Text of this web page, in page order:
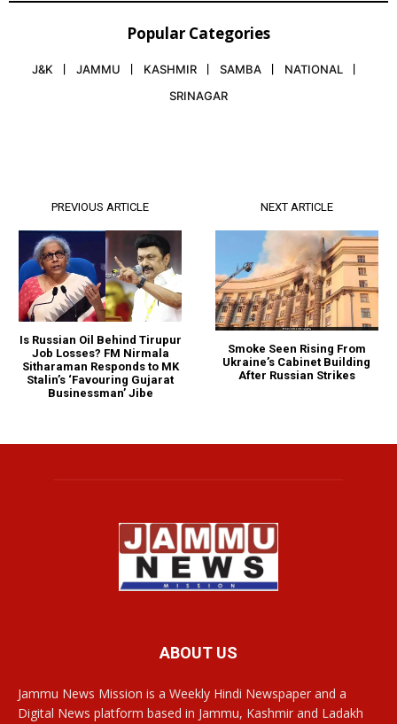
Popular Categories
J&K JAMMU KASHMIR SAMBA
NATIONAL
SRINAGAR
PREVIOUS ARTICLE
Is Russian Oil Behind Tirupur
Job Losses? FM Nirmala
Sitharaman Responds to MK
Stalin’s ‘Favouring Gujarat
Businessman’ Jibe
NEXT ARTICLE
Smoke Seen Rising From
Ukraine’s Cabinet Building
After Russian Strikes
ABOUT US
Jammu News Mission is a Weekly Hindi Newspaper and a
Digital News platform based in Jammu, Kashmir and Ladakh